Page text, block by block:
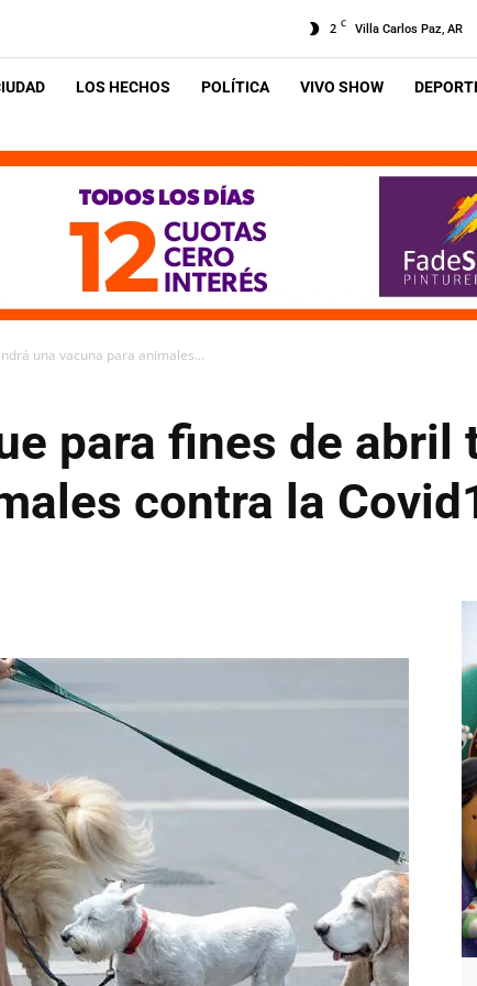
2 C Villa Carlos Paz, AR
LOS HECHOS POLÍTICA VIVO SHOW
una vacuna para animales...
para fines de abril
contra la